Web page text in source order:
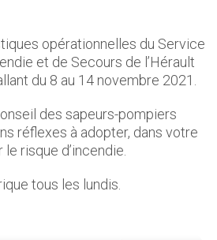
opérationnelles du Service
et de Secours de l’Hérault
du 8 au 14 novembre 2021.
des sapeurs-pompiers
réflexes à adopter, dans votre
risque d’incendie.
tous les lundis.